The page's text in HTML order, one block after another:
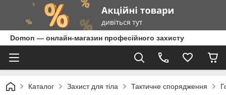
Domon — онлайн-магазин професійного захисту
Каталог Захист для тіла Тактичне спорядження